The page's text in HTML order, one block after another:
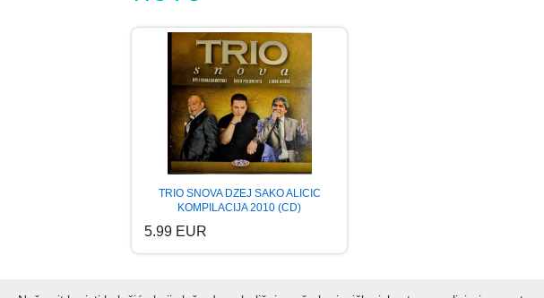
TRIO SNOVA DZEJ SAKO ALICIC
KOMPILACIJA 2010 (CD)
5.99 EUR